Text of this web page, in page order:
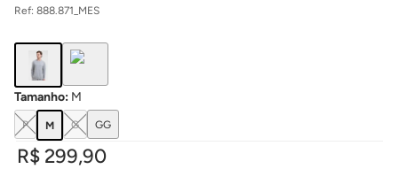
Ref: 888.871_MES
Tamanho: M
P M G GG
R$ 299,90